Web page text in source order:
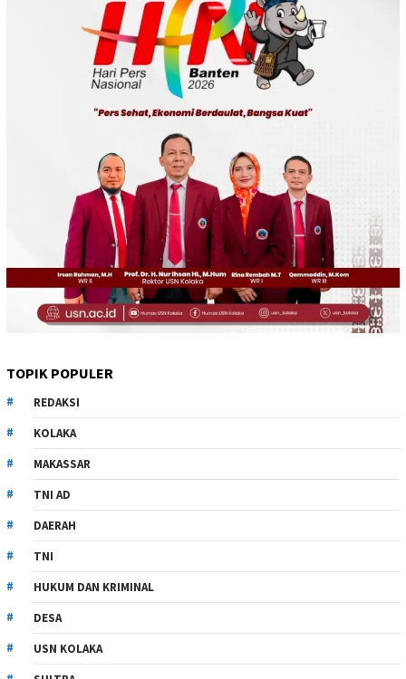
TOPIK POPULER
REDAKSI
KOLAKA
MAKASSAR
TNI AD
DAERAH
TNI
HUKUM DAN KRIMINAL
DESA
USN KOLAKA